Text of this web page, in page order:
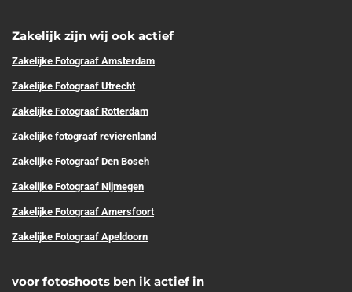
Zakelijk zijn wij ook actief
Zakelijke Fotograaf Amsterdam
Zakelijke Fotograaf Utrecht
Zakelijke Fotograaf Rotterdam
Zakelijke fotograaf revierenland
Zakelijke Fotograaf Den Bosch
Zakelijke Fotograaf Nijmegen
Zakelijke Fotograaf Amersfoort
Zakelijke Fotograaf Apeldoorn
voor fotoshoots ben ik actief in